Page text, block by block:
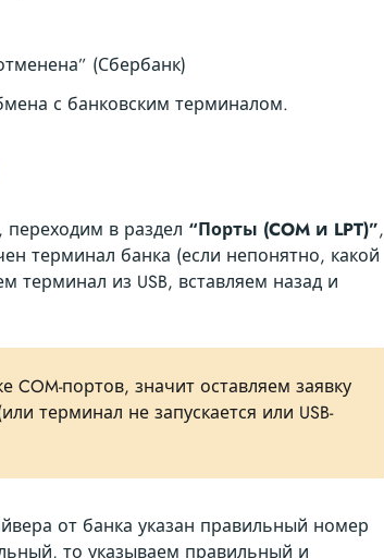
(Сбербанк)
с банковским терминалом.
переходим в раздел “Порты (COM и LPT)”,
терминал банка (если непонятно, какой
терминал из USB, вставляем назад и
COM-портов, значит оставляем заявку
терминал не запускается или USB-
от банка указан правильный номер
то указываем правильный и